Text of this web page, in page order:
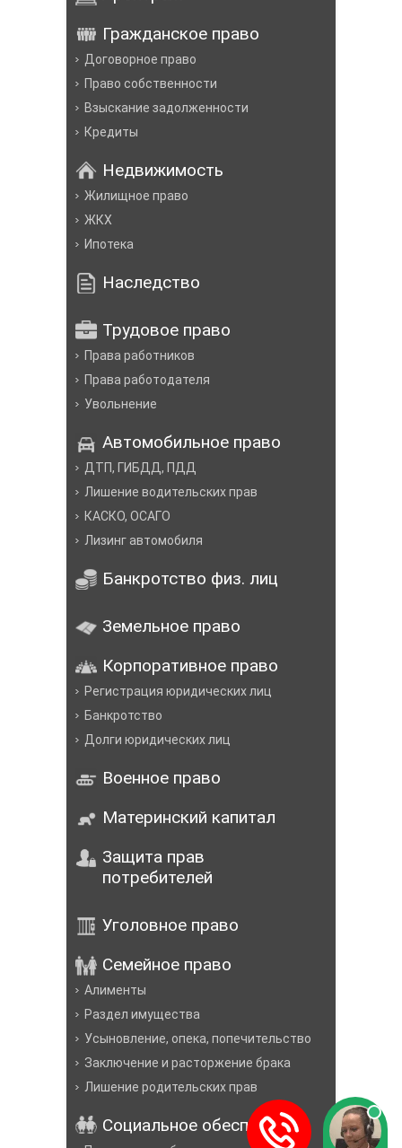
Гражданское право
Договорное право
Право собственности
Взыскание задолженности
Кредиты
Недвижимость
Жилищное право
ЖКХ
Ипотека
Наследство
Трудовое право
Права работников
Права работодателя
Увольнение
Автомобильное право
ДТП, ГИБДД, ПДД
Лишение водительских прав
КАСКО, ОСАГО
Лизинг автомобиля
Банкротство физ. лиц
Земельное право
Корпоративное право
Регистрация юридических лиц
Банкротство
Долги юридических лиц
Военное право
Материнский капитал
Защита прав
потребителей
Уголовное право
Семейное право
Алименты
Раздел имущества
Усыновление, опека, попечительство
Заключение и расторжение брака
Лишение родительских прав
Социальное обеспечение